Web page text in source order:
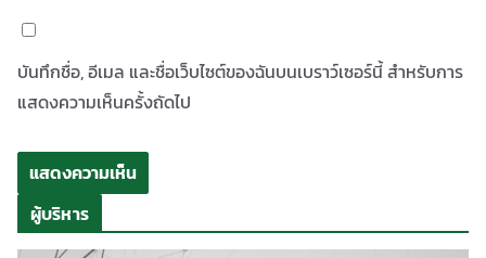
บันทึกชื่อ, อีเมล และชื่อเว็บไซต์ของฉันบนเบราว์เซอร์นี้ สำหรับการ
แสดงความเห็นครั้งถัดไป
ผู้บริหาร